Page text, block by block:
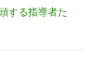
する指導者た